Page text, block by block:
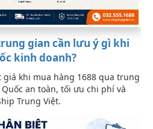
gian cần lưu ý gì khi
kinh doanh?
khi mua hàng 1688 qua trung
an toàn, tối ưu chi phí và
Trung Việt.